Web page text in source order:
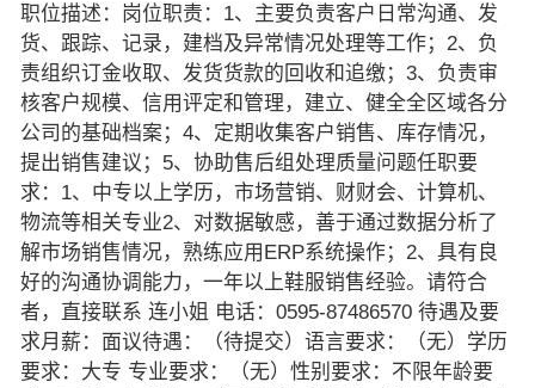
职位描述：岗位职责：1、主要负责客户日常沟通、发
货、跟踪、记录，建档及异常情况处理等工作；2、负
责组织订金收取、发货货款的回收和追缴；3、负责审
核客户规模、信用评定和管理，建立、健全全区域各分
公司的基础档案；4、定期收集客户销售、库存情况，
提出销售建议；5、协助售后组处理质量问题任职要
求：1、中专以上学历，市场营销、财财会、计算机、
物流等相关专业2、对数据敏感，善于通过数据分析了
解市场销售情况，熟练应用ERP系统操作；2、具有良
好的沟通协调能力，一年以上鞋服销售经验。请符合
者，直接联系 连小姐 电话：0595-87486570 待遇及要
求月薪：面议待遇：（待提交）语言要求：（无）学历
要求：大专 专业要求：（无）性别要求：不限年龄要